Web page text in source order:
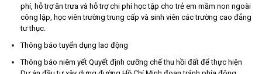
phí, hỗ trợ ăn trưa và hỗ trợ chi phí học tập cho trẻ em mầm non ngoài
công lập, học viên trường trung cấp và sinh viên các trường cao đẳng
tư thục.
Thông báo tuyển dụng lao động
Thông báo niêm yết Quyết định cưỡng chế thu hồi đất để thực hiện
Thông báo tiếp nhận phản ánh, kiến nghị về quy định thủ tục
(07/08/2026)